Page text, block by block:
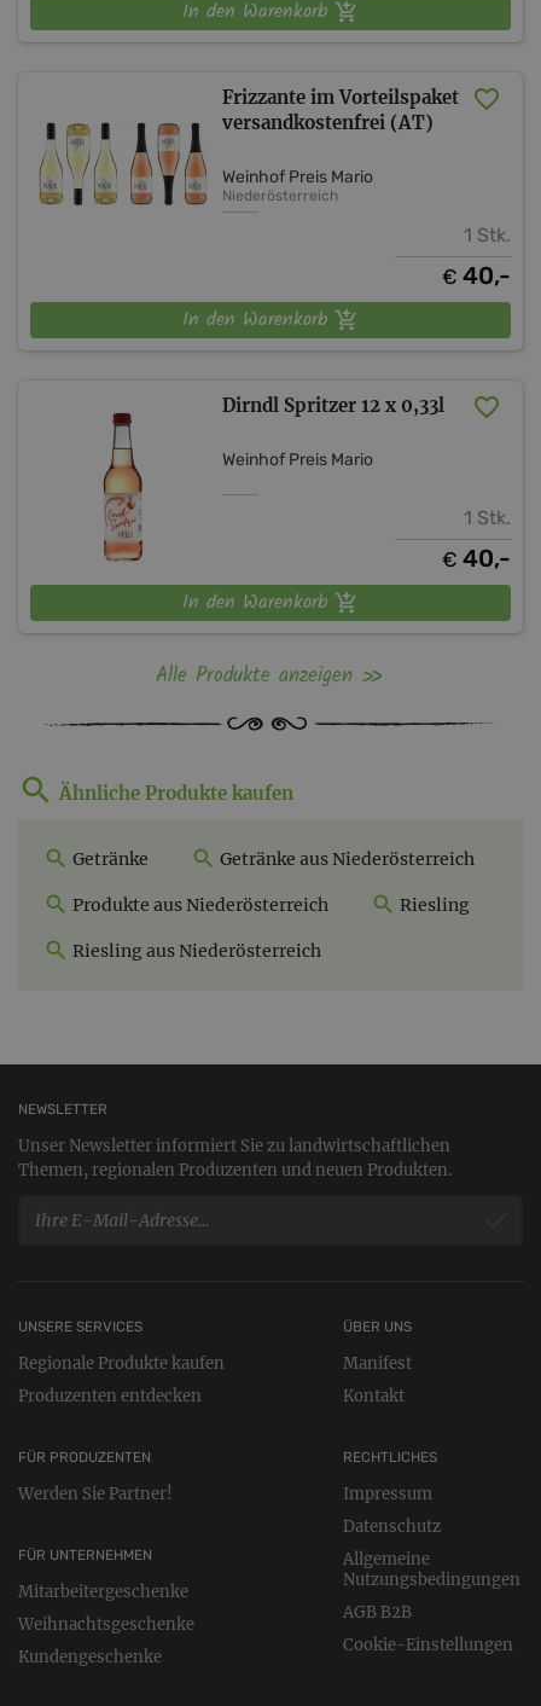
In den Warenkorb
Frizzante im Vorteilspaket
versandkostenfrei (AT)
Weinhof Preis Mario
Niederösterreich
1 Stk.
€ 40,-
In den Warenkorb
Dirndl Spritzer 12 x 0,33l
Weinhof Preis Mario
1 Stk.
€ 40,-
In den Warenkorb
Alle Produkte anzeigen
Ähnliche Produkte kaufen
Getränke Getränke aus Niederösterreich
Produkte aus Niederösterreich Riesling
Riesling aus Niederösterreich
NEWSLETTER
Unser Newsletter informiert Sie zu landwirtschaftlichen
Themen, regionalen Produzenten und neuen Produkten.
UNSERE SERVICES
Regionale Produkte kaufen
Produzenten entdecken
FÜR PRODUZENTEN
Werden Sie Partner!
FÜR UNTERNEHMEN
Mitarbeitergeschenke
Weihnachtsgeschenke
Kundengeschenke
RECHTLICHES
Impressum
Datenschutz
Allgemeine
Nutzungsbedingungen
AGB B2B
Cookie-Einstellungen
ÜBER UNS
Manifest
Kontakt